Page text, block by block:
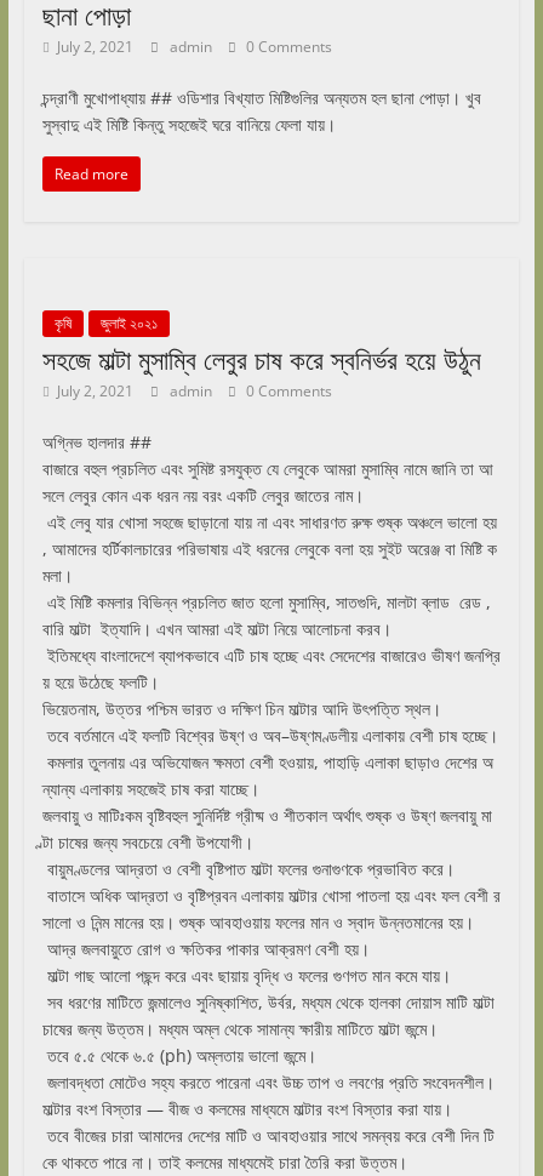
ছানা পোড়া
July 2, 2021 admin 0 Comments
চন্দ্রাণী মুখোপাধ্যায় ## ওডিশার বিখ্যাত মিষ্টিগুলির অন্যতম হল ছানা পোড়া। খুব
সুস্বাদু এই মিষ্টি কিন্তু সহজেই ঘরে বানিয়ে ফেলা যায়।
Read more
কৃষি জুলাই ২০২১
সহজে মাল্টা মুসাম্বি লেবুর চাষ করে স্বনির্ভর হয়ে উঠুন
July 2, 2021 admin 0 Comments
অগ্নিভ হালদার ##
বাজারে বহুল প্রচলিত এবং সুমিষ্ট রসযুক্ত যে লেবুকে আমরা মুসাম্বি নামে জানি তা আ
সলে লেবুর কোন এক ধরন নয় বরং একটি লেবুর জাতের নাম।
এই লেবু যার খোসা সহজে ছাড়ানো যায় না এবং সাধারণত রুক্ষ শুষ্ক অঞ্চলে ভালো হয়
, আমাদের হর্টিকালচারের পরিভাষায় এই ধরনের লেবুকে বলা হয় সুইট অরেঞ্জ বা মিষ্টি ক
মলা।
এই মিষ্টি কমলার বিভিন্ন প্রচলিত জাত হলো মুসাম্বি, সাতগুদি, মালটা ব্লাড রেড ,
বারি মাল্টা ইত্যাদি। এখন আমরা এই মাল্টা নিয়ে আলোচনা করব।
ইতিমধ্যে বাংলাদেশে ব্যাপকভাবে এটি চাষ হচ্ছে এবং সেদেশের বাজারেও ভীষণ জনপ্রি
য় হয়ে উঠেছে ফলটি।
ভিয়েতনাম, উত্তর পশ্চিম ভারত ও দক্ষিণ চিন মাল্টার আদি উৎপত্তি স্থল।
তবে বর্তমানে এই ফলটি বিশ্বের উষ্ণ ও অব–উষ্ণমণ্ডলীয় এলাকায় বেশী চাষ হচ্ছে।
কমলার তুলনায় এর অভিযোজন ক্ষমতা বেশী হওয়ায়, পাহাড়ি এলাকা ছাড়াও দেশের অ
ন্যান্য এলাকায় সহজেই চাষ করা যাচ্ছে।
জলবায়ু ও মাটিঃকম বৃষ্টিবহুল সুনির্দিষ্ট গ্রীষ্ম ও শীতকাল অর্থাৎ শুষ্ক ও উষ্ণ জলবায়ু মা
ল্টা চাষের জন্য সবচেয়ে বেশী উপযোগী।
বায়ুমণ্ডলের আদ্রতা ও বেশী বৃষ্টিপাত মাল্টা ফলের গুনাগুণকে প্রভাবিত করে।
বাতাসে অধিক আদ্রতা ও বৃষ্টিপ্রবন এলাকায় মাল্টার খোসা পাতলা হয় এবং ফল বেশী র
সালো ও নিন্ম মানের হয়। শুষ্ক আবহাওয়ায় ফলের মান ও স্বাদ উন্নতমানের হয়।
আদ্র জলবায়ুতে রোগ ও ক্ষতিকর পাকার আক্রমণ বেশী হয়।
মাল্টা গাছ আলো পছন্দ করে এবং ছায়ায় বৃদ্ধি ও ফলের গুণগত মান কমে যায়।
সব ধরণের মাটিতে জন্মালেও সুনিষ্কাশিত, উর্বর, মধ্যম থেকে হালকা দোয়াস মাটি মাল্টা
চাষের জন্য উত্তম। মধ্যম অম্ল থেকে সামান্য ক্ষারীয় মাটিতে মাল্টা জন্মে।
তবে ৫.৫ থেকে ৬.৫ (ph) অম্লতায় ভালো জন্মে।
জলাবদ্ধতা মোটেও সহ্য করতে পারেনা এবং উচ্চ তাপ ও লবণের প্রতি সংবেদনশীল।
মাল্টার বংশ বিস্তার — বীজ ও কলমের মাধ্যমে মাল্টার বংশ বিস্তার করা যায়।
তবে বীজের চারা আমাদের দেশের মাটি ও আবহাওয়ার সাথে সমন্বয় করে বেশী দিন টি
কে থাকতে পারে না। তাই কলমের মাধ্যমেই চারা তৈরি করা উত্তম।